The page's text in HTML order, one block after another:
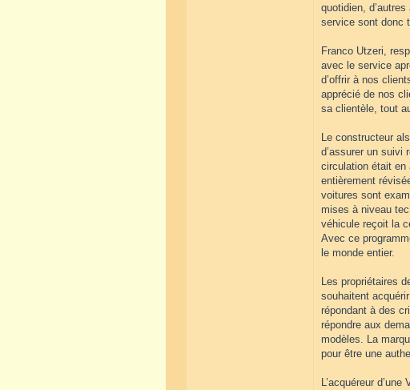
quotidien,
service sont donc
Franco Utzeri,
avec le service
d’offrir à nos
apprécié de nos
sa clientèle, tout
Le constructeur
d’assurer un suivi
circulation était en
entièrement
voitures sont
mises à niveau
véhicule reçoit la
Avec ce
le monde entier.
Les propriétaires
souhaitent
répondant à des
répondre aux
modèles. La
pour être une
L’acquéreur